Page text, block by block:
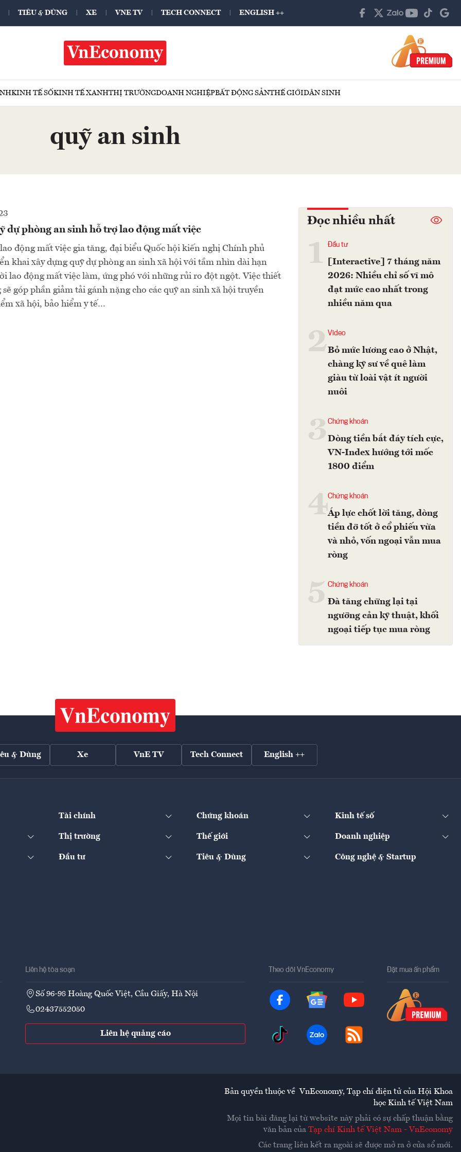
TIÊU & DÙNG XE VNE TV TECH CONNECT ENGLISH ++
KINH TẾ SỐKINH TẾ XANHTHỊ TRƯỜNGDOANH NGHIỆPBẤT ĐỘNG SẢNTHẾ GIỚIDÂN SINH
quỹ an sinh
dự phòng an sinh hỗ trợ lao động mất việc
động mất việc gia tăng, đại biểu Quốc hội kiến nghị Chính phủ
khai xây dựng quỹ dự phòng an sinh xã hội với tầm nhìn dài hạn
lao động mất việc làm, ứng phó với những rủi ro đột ngột. Việc thiết
góp phần giảm tải gánh nặng cho các quỹ an sinh xã hội truyền
xã hội, bảo hiểm y tế…
Đọc nhiều nhất
Đầu tư
[Interactive] 7 tháng năm
2026: Nhiều chỉ số vĩ mô
đạt mức cao nhất trong
nhiều năm qua
2Video
Bỏ mức lương cao ở Nhật,
chàng kỹ sư về quê làm
giàu từ loài vật ít người
nuôi
Chứng khoán
Dòng tiền bắt đáy tích cực,
VN-Index hướng tới mốc
1800 điểm
4Chứng khoán
Áp lực chốt lời tăng, dòng
tiền đỡ tốt ở cổ phiếu vừa
và nhỏ, vốn ngoại vẫn mua
ròng
Chứng khoán
Đà tăng chững lại tại
ngưỡng cản kỹ thuật, khối
ngoại tiếp tục mua ròng
& Dùng Xe VnE TV Tech Connect English ++
Tài chính Chứng khoán Kinh tế số
Thị trường Thế giới Doanh nghiệp
Đầu tư Tiêu & Dùng Công nghệ & Startup
Liên hệ tòa soạn
Số 96-98 Hoàng Quốc Việt, Cầu Giấy, Hà Nội
02437552050
Liên hệ quảng cáo
Theo dõi VnEconomy Đặt mua ấn phẩm
Bản quyền thuộc về VnEconomy, Tạp chí điện tử của Hội Khoa
học Kinh tế Việt Nam
Mọi tin bài đăng lại từ website này phải có sự chấp thuận bằng
văn bản của Tạp chí Kinh tế Việt Nam - VnEconomy
Các trang liên kết ra ngoài sẽ được mở ra ở cửa sổ mới.